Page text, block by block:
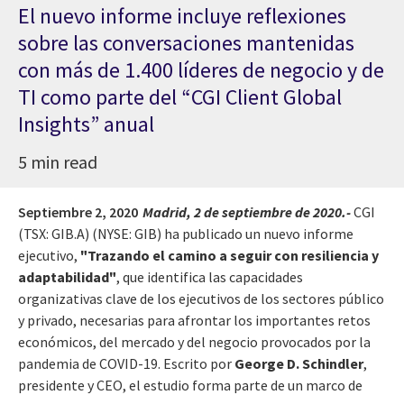
El nuevo informe incluye reflexiones
sobre las conversaciones mantenidas
con más de 1.400 líderes de negocio y de
TI como parte del “CGI Client Global
Insights” anual
5 min read
Septiembre 2, 2020 Madrid, 2 de septiembre de 2020.-CGI
(TSX: GIB.A) (NYSE: GIB) ha publicado un nuevo informe
ejecutivo, "Trazando el camino a seguir con resiliencia y
adaptabilidad", que identifica las capacidades
organizativas clave de los ejecutivos de los sectores público
y privado, necesarias para afrontar los importantes retos
económicos, del mercado y del negocio provocados por la
pandemia de COVID-19. Escrito por George D. Schindler,
presidente y CEO, el estudio forma parte de un marco de